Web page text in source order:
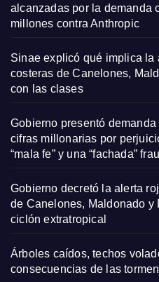
alcanzadas por la demanda
millones contra Anthropic
Sinae explicó qué implica la
costeras de Canelones,
con las clases
Gobierno presentó
cifras millonarias por
“mala fe” y una “fachada”
Gobierno decretó la alerta
de Canelones, Maldonado y
ciclón extratropical
Árboles caídos, techos
consecuencias de las